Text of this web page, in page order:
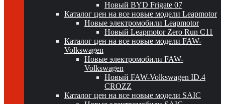
Новый BYD Frigate 07
Каталог цен на все новые модели Leapmotor
Новые электромобили Leapmotor
Новый Leapmotor Zero Run C11
Каталог цен на все новые модели FAW-
Volkswagen
Новые электромобили FAW-
Volkswagen
Новый FAW-Volkswagen ID.4
CROZZ
Каталог цен на все новые модели SAIC